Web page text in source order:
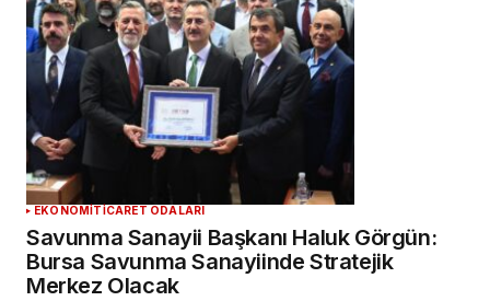
EKONOMİTICARET ODALARI
Savunma Sanayii Başkanı Haluk Görgün:
Bursa Savunma Sanayiinde Stratejik
Merkez Olacak